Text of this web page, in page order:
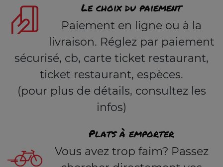
Le choix du paiement
Paiement en ligne ou à la
livraison. Réglez par paiement
sécurisé, cb, carte ticket restaurant,
ticket restaurant, espèces.
(pour plus de détails, consultez les
infos)
Plats à emporter
Vous avez trop faim? Passez